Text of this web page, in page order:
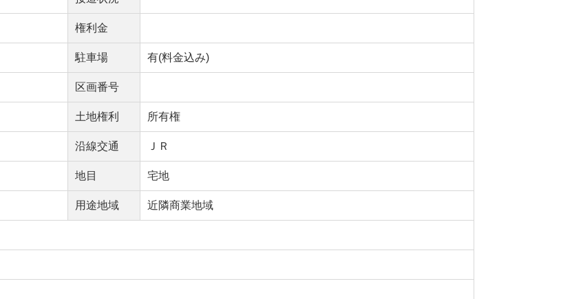
権利金
駐車場 有(料金込み)
区画番号
土地権利 所有権
沿線交通 ＪＲ
地目 宅地
用途地域 近隣商業地域